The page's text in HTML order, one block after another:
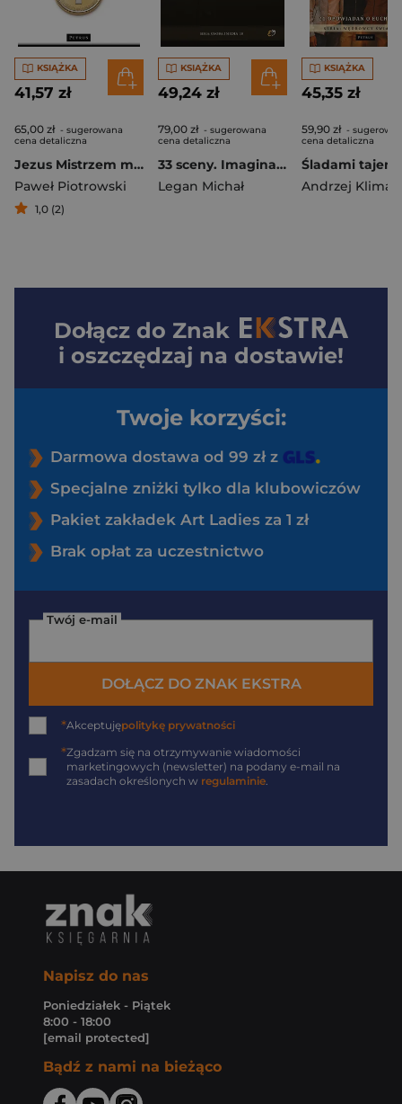
KSIĄŻKA
41,57 zł
65,00 zł - sugerowana
cena detaliczna
Jezus Mistrzem marketingu
Paweł Piotrowski
1,0 (2)
KSIĄŻKA
49,24 zł
79,00 zł - sugerowana
cena detaliczna
33 sceny. Imaginarium katolickie w polskim filmie fabularnym 2000-2020
Legan Michał
KSIĄŻKA
45,35 zł
59,90 zł -
cena detaliczna
Andrzej
Dołącz do Znak
i oszczędzaj na dostawie!
Twoje korzyści:
Darmowa dostawa od 99 zł z
Specjalne zniżki tylko dla klubowiczów
Pakiet zakładek Art Ladies za 1 zł
Brak opłat za uczestnictwo
Twój e-mail
DOŁĄCZ DO ZNAK EKSTRA
*Akceptujępolitykę prywatności
*Zgadzam się na otrzymywanie wiadomości
marketingowych (newsletter) na podany e-mail na
zasadach określonych w regulaminie
Napisz do nas
Poniedziałek - Piątek
8:00 - 18:00
[email protected]
Bądź z nami na bieżąco